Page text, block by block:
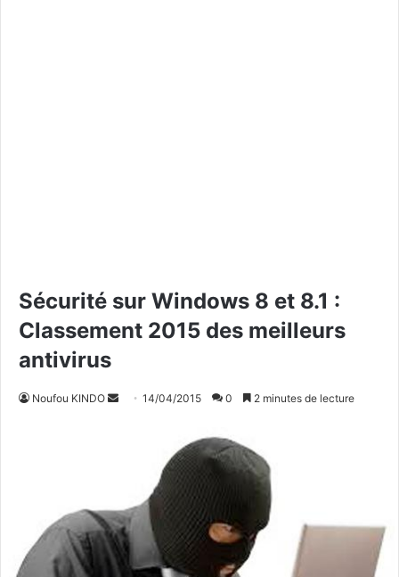
Sécurité sur Windows 8 et 8.1 :
Classement 2015 des meilleurs
antivirus
Noufou KINDO
r
u
n
14/04/2015 0 2 minutes de lecture